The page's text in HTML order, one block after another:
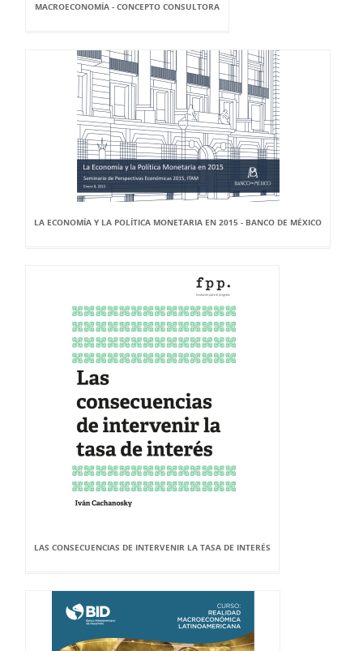
MACROECONOMÍA - CONCEPTO CONSULTORA
LA ECONOMÍA Y LA POLÍTICA MONETARIA EN 2015 - BANCO DE MÉXICO
LAS CONSECUENCIAS DE INTERVENIR LA TASA DE INTERÉS